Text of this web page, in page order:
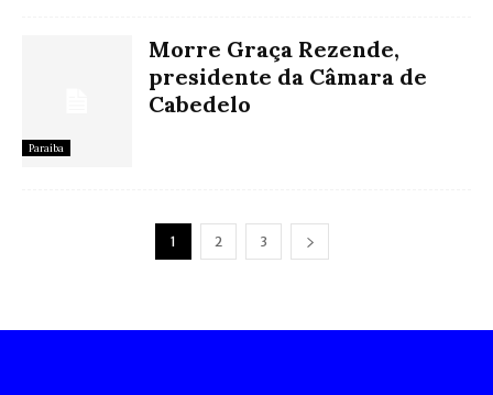
Paraíba
Morre Graça Rezende,
presidente da Câmara de
Cabedelo
1 2 3